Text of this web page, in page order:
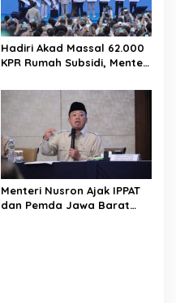
Hadiri Akad Massal 62.000
KPR Rumah Subsidi, Menteri
Beri Kepastian bagi
Menteri Nusron Ajak IPPAT
dan Pemda Jawa Barat